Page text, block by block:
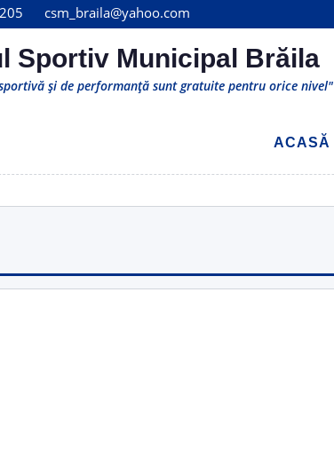
csm_braila@yahoo.com
Sportiv Municipal Brăila
și de performanță sunt gratuite pentru orice nivel"
ACASĂ